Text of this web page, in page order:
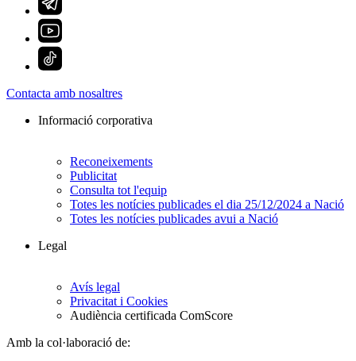
Contacta amb nosaltres
Informació corporativa
Reconeixements
Publicitat
Consulta tot l'equip
Totes les notícies publicades el dia 25/12/2024 a Nació
Totes les notícies publicades avui a Nació
Legal
Avís legal
Privacitat i Cookies
Audiència certificada ComScore
Amb la col·laboració de: